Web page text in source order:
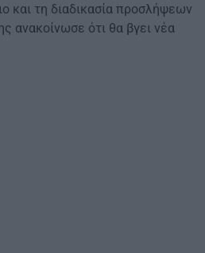
και τη διαδικασία προσλήψεων
ανακοίνωσε ότι θα βγει νέα